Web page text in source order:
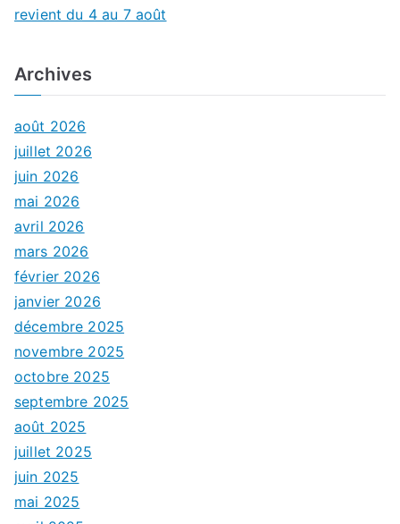
revient du 4 au 7 août
Archives
août 2026
juillet 2026
juin 2026
mai 2026
avril 2026
mars 2026
février 2026
janvier 2026
décembre 2025
novembre 2025
octobre 2025
septembre 2025
août 2025
juillet 2025
juin 2025
mai 2025